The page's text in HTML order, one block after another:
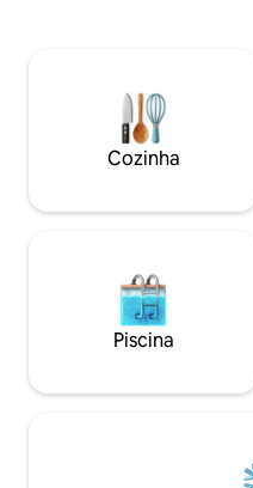
Os hóspedes de inverno
queda de gato de neve
obrigatório no verão. Leia o anúncio e
faça perguntas! Quilômetros da
vizinhos!
Cozinha
Piscina